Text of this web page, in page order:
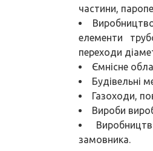
частини,
елементи
переходи
Ємнісне
Будівельні
Газоходи,
Вироби
замовника.